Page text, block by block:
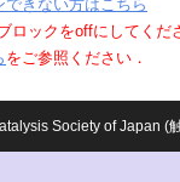
できない方はこちら
ロックをoffにしてくだ
をご参照ください．
Society of Japan (